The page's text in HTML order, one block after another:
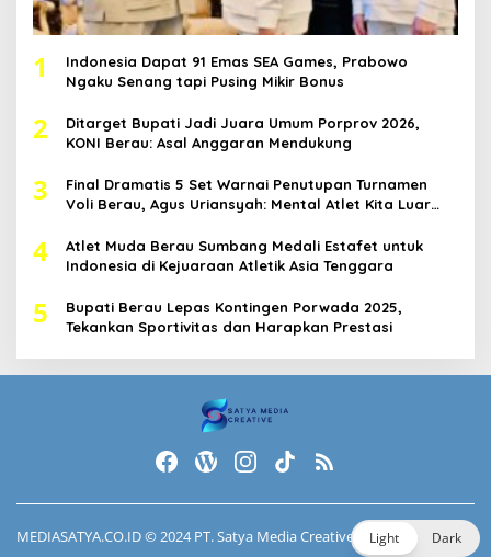
1
Indonesia Dapat 91 Emas SEA Games, Prabowo
Ngaku Senang tapi Pusing Mikir Bonus
2
Ditarget Bupati Jadi Juara Umum Porprov 2026,
KONI Berau: Asal Anggaran Mendukung
3
Final Dramatis 5 Set Warnai Penutupan Turnamen
Voli Berau, Agus Uriansyah: Mental Atlet Kita Luar
4
Atlet Muda Berau Sumbang Medali Estafet untuk
Indonesia di Kejuaraan Atletik Asia Tenggara
5
Bupati Berau Lepas Kontingen Porwada 2025,
Tekankan Sportivitas dan Harapkan Prestasi
MEDIASATYA.CO.ID© 2024 PT. Satya Media Creative. Light Dark